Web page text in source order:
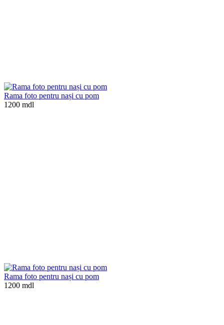
Rama foto pentru nași cu pom
1200 mdl
Rama foto pentru nași cu pom
1200 mdl